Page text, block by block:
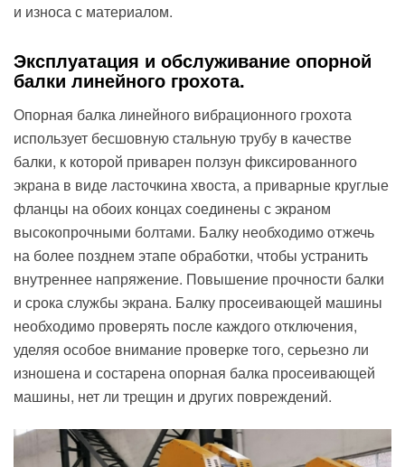
и износа с материалом.
Эксплуатация и обслуживание опорной
балки линейного грохота.
Опорная балка линейного вибрационного грохота
использует бесшовную стальную трубу в качестве
балки, к которой приварен ползун фиксированного
экрана в виде ласточкина хвоста, а приварные круглые
фланцы на обоих концах соединены с экраном
высокопрочными болтами. Балку необходимо отжечь
на более позднем этапе обработки, чтобы устранить
внутреннее напряжение. Повышение прочности балки
и срока службы экрана. Балку просеивающей машины
необходимо проверять после каждого отключения,
уделяя особое внимание проверке того, серьезно ли
изношена и состарена опорная балка просеивающей
машины, нет ли трещин и других повреждений.